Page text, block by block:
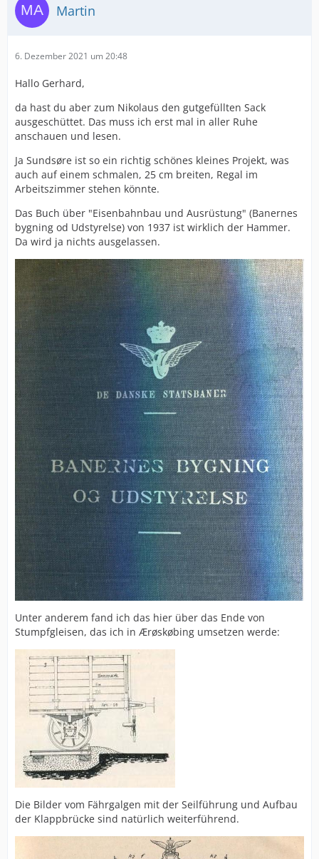
Martin
6. Dezember 2021 um 20:48
Hallo Gerhard,
da hast du aber zum Nikolaus den gutgefüllten Sack
ausgeschüttet. Das muss ich erst mal in aller Ruhe
anschauen und lesen.
Ja Sundsøre ist so ein richtig schönes kleines Projekt, was
auch auf einem schmalen, 25 cm breiten, Regal im
Arbeitszimmer stehen könnte.
Das Buch über "Eisenbahnbau und Ausrüstung" (Banernes
bygning od Udstyrelse) von 1937 ist wirklich der Hammer.
Da wird ja nichts ausgelassen.
Unter anderem fand ich das hier über das Ende von
Stumpfgleisen, das ich in Ærøskøbing umsetzen werde:
Die Bilder vom Fährgalgen mit der Seilführung und Aufbau
der Klappbrücke sind natürlich weiterführend.